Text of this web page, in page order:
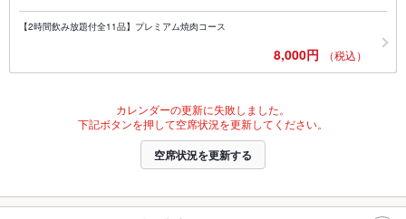
【2時間飲み放題付全11品】プレミアム焼肉コース
8,000円 （税込）
カレンダーの更新に失敗しました。
下記ボタンを押して空席状況を更新してください。
空席状況を更新する